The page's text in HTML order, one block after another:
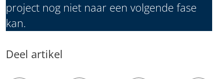
project nog niet naar een volgende fase
kan.
Deel artikel